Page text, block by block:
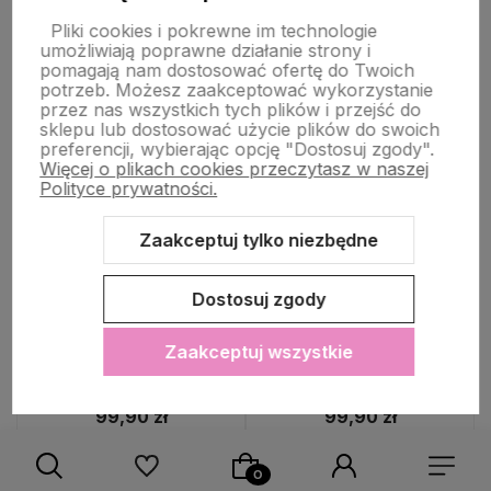
33%
Sweter damski ALPAKA BABY
30% Made in Italy kobaltowy
99,90 zł
Najniższa cena:
149,90 zł
🔥 PROMOCJA
Sweter damski kremowy
alpaka Made in Italy luźny
99,90 zł
Najniższa cena:
Pliki cookies i pokrewne im technologie
umożliwiają poprawne działanie strony i
pomagają nam dostosować ofertę do Twoich
potrzeb. Możesz zaakceptować wykorzystanie
przez nas wszystkich tych plików i przejść do
sklepu lub dostosować użycie plików do swoich
preferencji, wybierając opcję "Dostosuj zgody".
Więcej o plikach cookies przeczytasz w naszej
Polityce prywatności.
Zaakceptuj tylko niezbędne
Dostosuj zgody
Zaakceptuj wszystkie